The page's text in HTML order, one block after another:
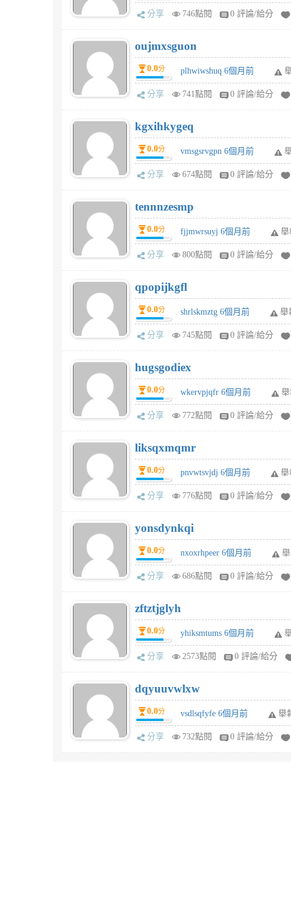
分享 746點閱 0 評論/給分
oujmxsguon
0.0分 plhwiwshuq 6個月前
分享 741點閱 0 評論/給分
kgxihkygeq
0.0分 vmsgsrvgpn 6個月前
分享 674點閱 0 評論/給分
tennnzesmp
0.0分 fjjmwrsuyj 6個月前 舉
分享 800點閱 0 評論/給分
qpopijkgfl
0.0分 shrlskmztg 6個月前 舉
分享 745點閱 0 評論/給分
hugsgodiex
0.0分 wkervpjqfr 6個月前 舉
分享 772點閱 0 評論/給分
liksqxmqmr
0.0分 pnvwtsvjdj 6個月前 舉
分享 776點閱 0 評論/給分
yonsdynkqi
0.0分 nxoxrhpeer 6個月前
分享 686點閱 0 評論/給分
zftztjglyh
0.0分 yhiksmtums 6個月前
分享 2573點閱 0 評論/給分
dqyuuvwlxw
0.0分 vsdlsqfyfe 6個月前 舉
分享 732點閱 0 評論/給分